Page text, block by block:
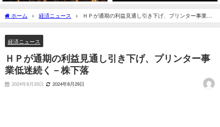
ホーム 経済ニュース
ＨＰが通期の利益見通し引き下げ、プリンター事業低
迷続く－株下落
経済ニュース
ＨＰが通期の利益見通し引き下げ、プリンター事
業低迷続く－株下落
2024年8月29日 2024年8月29日